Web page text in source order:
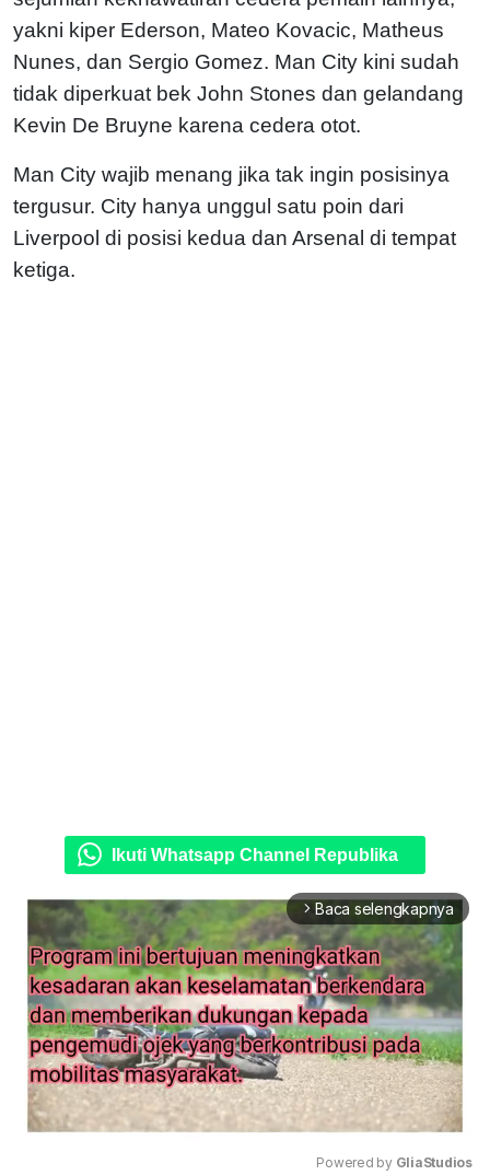
yakni kiper Ederson, Mateo Kovacic, Matheus
Nunes, dan Sergio Gomez. Man City kini sudah
tidak diperkuat bek John Stones dan gelandang
Kevin De Bruyne karena cedera otot.
Man City wajib menang jika tak ingin posisinya
tergusur. City hanya unggul satu poin dari
Liverpool di posisi kedua dan Arsenal di tempat
ketiga.
Ikuti Whatsapp Channel Republika
arrow_forward_ios Baca selengkapnya
Powered by GliaStudios